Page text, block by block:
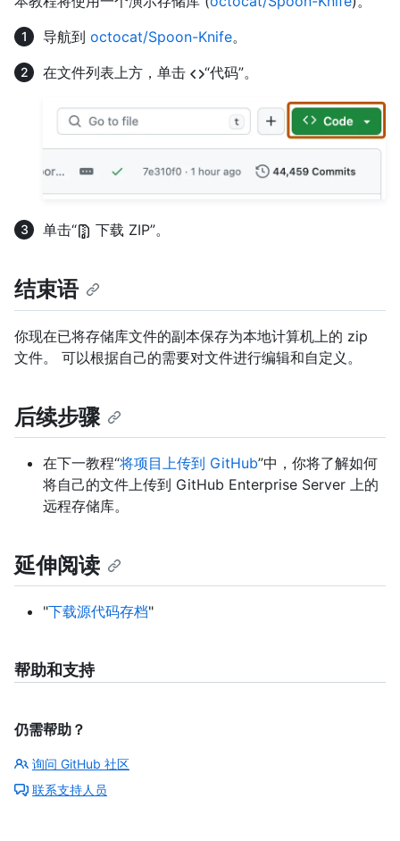
导航到 octocat/Spoon-Knife。
在文件列表上方，单击
“代码”。
单击“ 下载 ZIP”。
结束语
你现在已将存储库文件的副本保存为本地计算机上的 zip
文件。 可以根据自己的需要对文件进行编辑和自定义。
后续步骤
在下一教程“将项目上传到 GitHub”中，你将了解如何
将自己的文件上传到 GitHub Enterprise Server 上的
远程存储库。
延伸阅读
"下载源代码存档"
帮助和支持
仍需帮助？
询问 GitHub 社区
联系支持人员